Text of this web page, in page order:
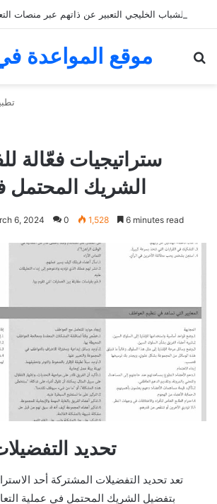
موقع المواعدة
ستراتيجيات فعّالة
الشريك المحتمل
6, 2024 0 1,528 6 minutes read
تحديد
تعد تحديد التفضيلات المشتركة أحد
بتفضيل الشريك المحتمل في عملية